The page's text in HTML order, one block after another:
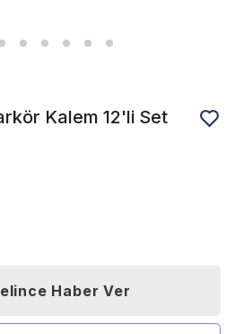
Kalem 12'li Set
Haber Ver